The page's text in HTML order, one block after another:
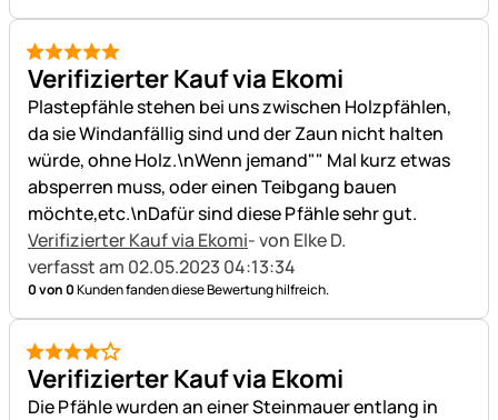
5 von 5
Verifizierter Kauf via Ekomi
Plastepfähle stehen bei uns zwischen Holzpfählen,
da sie Windanfällig sind und der Zaun nicht halten
würde, ohne Holz.\nWenn jemand"" Mal kurz etwas
absperren muss, oder einen Teibgang bauen
möchte,etc.\nDafür sind diese Pfähle sehr gut.
Verifizierter Kauf via Ekomi- von Elke D.
verfasst am 02.05.2023 04:13:34
0 von 0Kunden fanden diese Bewertung hilfreich.
4 von 5
Verifizierter Kauf via Ekomi
Die Pfähle wurden an einer Steinmauer entlang in